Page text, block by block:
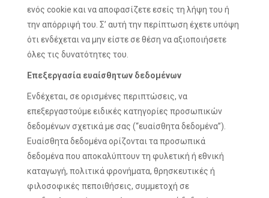
ενός cookie και να αποφασίζετε εσείς τη λήψη του ή
την απόρριψή του. Σ’ αυτή την περίπτωση έχετε υπόψη
ότι ενδέχεται να μην είστε σε θέση να αξιοποιήσετε
όλες τις δυνατότητες του.
Επεξεργασία ευαίσθητων δεδομένων
Ενδέχεται, σε ορισμένες περιπτώσεις, να
επεξεργαστούμε ειδικές κατηγορίες προσωπικών
δεδομένων σχετικά με σας (“ευαίσθητα δεδομένα”).
Ευαίσθητα δεδομένα ορίζονται τα προσωπικά
δεδομένα που αποκαλύπτουν τη φυλετική ή εθνική
καταγωγή, πολιτικά φρονήματα, θρησκευτικές ή
φιλοσοφικές πεποιθήσεις, συμμετοχή σε